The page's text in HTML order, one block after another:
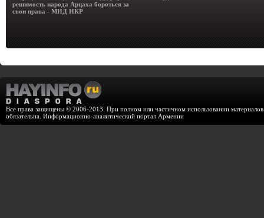
решимость народа Арцаха бороться за
свои права - МИД НКР
Все права защищены © 2006-2013. При полном или частичном использовании
обязательна. Информационно-аналитический портал Армении